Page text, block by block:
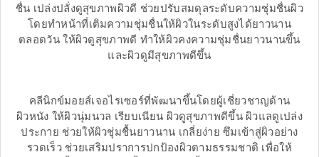
ชื่น เปล่งปลั่งดูสุขภาพผิวดี ช่วยปรับสมดุลระดับความชุ่มชื่นผิว
โดยทำหน้าที่เติมความชุ่มชื่นให้ผิวในระดับสูงได้ยาวนาน
ตลอดวัน ให้ผิวดูสุขภาพดี ทำให้ผิวคงความชุ่มชื่นยาวนานขึ้น
และผิวดูมีสุขภาพดีขึ้น
คลีนิกข์มอยส์เจอไรเซอร์ที่พัฒนาขึ้นโดยผู้เชี่ยวชาญด้าน
ผิวหนัง ให้ผิวนุ่มนวล เรียบเนียน ผิวดูสุขภาพดีขึ้น ผิวแลดูเปล่ง
ประกาย ช่วยให้ผิวชุ่มชื้นยาวนาน เกลี่ยง่าย ซึมเข้าสู่ผิวอย่าง
รวดเร็ว ช่วยเสริมปราการปกป้องผิวตามธรรมชาติ เพื่อให้